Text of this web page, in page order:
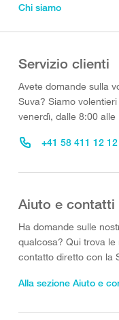
Chi siamo
Servizio clienti
Avete domande sulla
Suva? Siamo
venerdì, dalle 8:00 alle
+41 58 411 12 12
Aiuto e contatti
Ha domande sulle
qualcosa? Qui trova
contatto diretto con la
Alla sezione Aiuto e